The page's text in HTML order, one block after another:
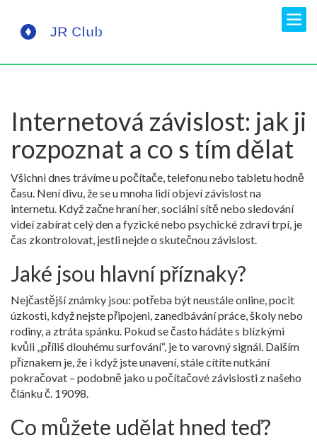
Internetová závislost: jak ji
rozpoznat a co s tím dělat
Všichni dnes trávíme u počítače, telefonu nebo tabletu hodně
času. Není divu, že se u mnoha lidí objeví závislost na
internetu. Když začne hraní her, sociální sítě nebo sledování
videí zabírat celý den a fyzické nebo psychické zdraví trpí, je
čas zkontrolovat, jestli nejde o skutečnou závislost.
Jaké jsou hlavní příznaky?
Nejčastější známky jsou: potřeba být neustále online, pocit
úzkosti, když nejste připojeni, zanedbávání práce, školy nebo
rodiny, a ztráta spánku. Pokud se často hádáte s blízkými
kvůli „příliš dlouhému surfování“, je to varovný signál. Dalším
příznakem je, že i když jste unavení, stále cítíte nutkání
pokračovat – podobně jako u počítačové závislosti z našeho
článku č. 19098.
Co můžete udělat hned teď?